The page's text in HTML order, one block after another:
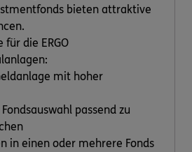
bieten attraktive
für die ERGO
mit hoher
passend zu
in einen oder mehrere Fonds